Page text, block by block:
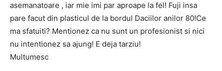
asemanatoare , iar mie imi par aproape la fel! Fuji insa
pare facut din plasticul de la bordul Daciilor anilor 80!Ce
ma sfatuiti? Mentionez ca nu sunt un profesionist si nici
nu intentionez sa ajung! E deja tarziu!
Multumesc